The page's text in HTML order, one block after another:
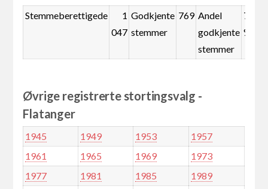
Stemmeberettigede
1
047
Godkjente
stemmer
769 Andel
godkjente
stemmer
73,4
%
Øvrige registrerte stortingsvalg -
Flatanger
1945 1949 1953
1957
1961
1965 1969
1973
1977
1981 1985
1989